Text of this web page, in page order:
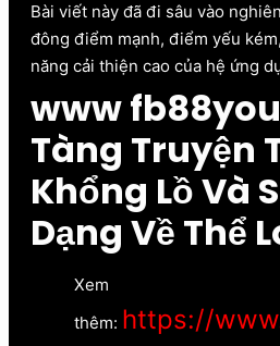
Bài viết này đã đi sâu vào
đông điểm mạnh, điểm yếu
năng cải thiện cao của hệ ứng
www
Tàng Truyện
Khổng Lồ Và
Dạng Về Thể
Xem
thêm: https://